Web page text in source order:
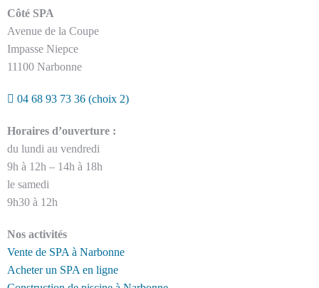
Côté SPA
Avenue de la Coupe
Impasse Niepce
11100 Narbonne
04 68 93 73 36 (choix 2)
Horaires d’ouverture :
du lundi au vendredi
9h à 12h – 14h à 18h
le samedi
9h30 à 12h
Nos activités
Vente de SPA à Narbonne
Acheter un SPA en ligne